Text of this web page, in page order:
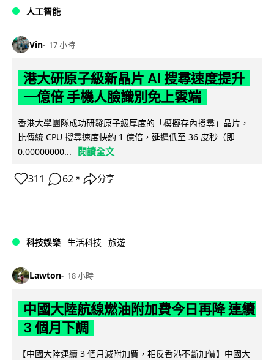
人工智能
Vin 17 小時
港大研原子級新晶片 AI 搜尋速度提升
一億倍 手機人臉識別免上雲端
香港大學團隊成功研發原子級厚度的「模擬存內搜尋」晶片，
比傳統 CPU 搜尋速度快約 1 億倍，延遲低至 36 皮秒（即
0.00000000...
閱讀全文
311 62 ↗ 分享
科技娛樂 生活科技 旅遊
Lawton 18 小時
中國大陸航線燃油附加費今日再降 連續
3 個月下調
【中國大陸連續 3 個月減附加費，相反香港不斷加價】中國大